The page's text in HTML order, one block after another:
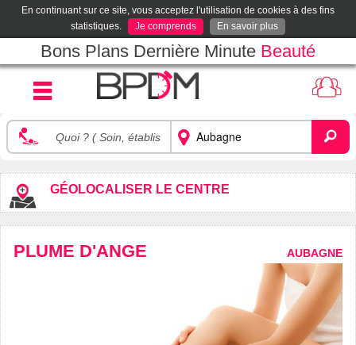
En continuant sur ce site, vous acceptez l'utilisation de cookies à des fins
statistiques.
Je comprends En savoir plus
Bons Plans Dernière Minute Beauté
GÉOLOCALISER LE CENTRE
PLUME D'ANGE AUBAGNE